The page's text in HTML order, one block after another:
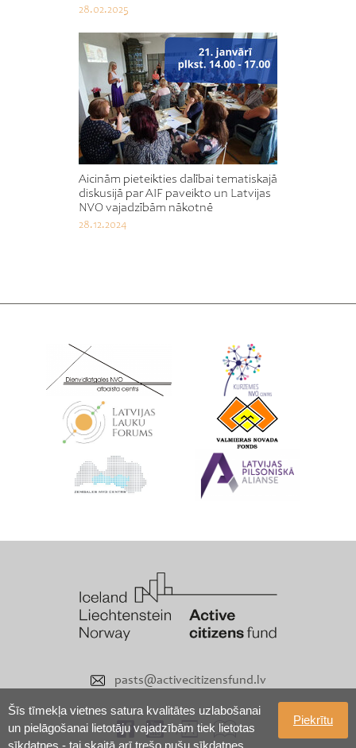
Šīs tīmekļa vietnes satura kvalitātes uzlabošanai
un pielāgošanai lietotāju vajadzībām tiek lietotas
sīkdatnes - tai skaitā arī trešo pušu sīkdatnes.
Piekrītu
28.02.2025
Aicinām pieteikties dalībai tematiskajā
diskusijā par AIF paveikto un Latvijas
NVO vajadzībām nākotnē
28.12.2024
pasts@activecitizensfund.lv